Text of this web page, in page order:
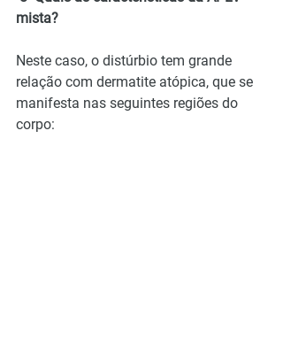
mista?
Neste caso, o distúrbio tem grande
relação com dermatite atópica, que se
manifesta nas seguintes regiões do
corpo: